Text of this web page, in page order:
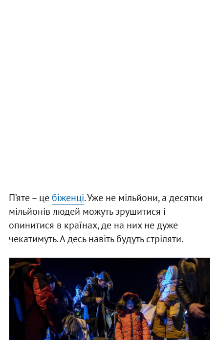
П’яте – це біженці. Уже не мільйони, а десятки
мільйонів людей можуть зрушитися і
опинитися в країнах, де на них не дуже
чекатимуть. А десь навіть будуть стріляти.